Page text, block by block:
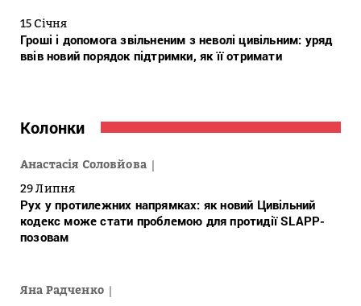
15 Січня
Гроші і допомога звільненим з неволі цивільним: уряд
ввів новий порядок підтримки, як її отримати
Колонки
Анастасія Соловйова
29 Липня
Рух у протилежних напрямках: як новий Цивільний
кодекс може стати проблемою для протидії SLAPP-
позовам
Яна Радченко